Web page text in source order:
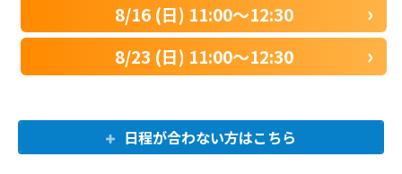
8/16 (日) 11:00〜12:30
8/23 (日) 11:00〜12:30
日程が合わない方はこちら